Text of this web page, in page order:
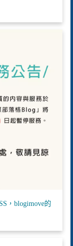
，blogimove的